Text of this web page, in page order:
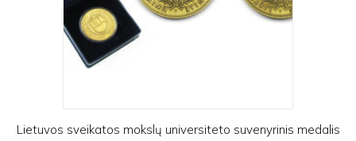
Lietuvos sveikatos mokslų universiteto suvenyrinis medalis